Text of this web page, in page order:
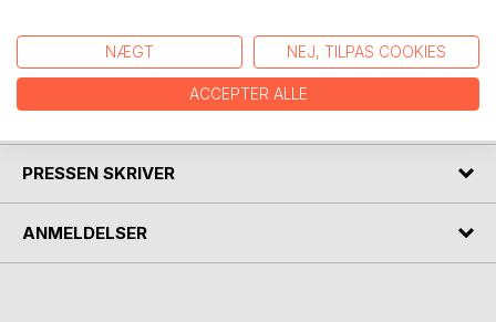
annoteret af Petrus de Dacia.
FORFATTER
PRESSEN SKRIVER
ANMELDELSER
NÆGT NEJ, TILPAS COOKIES
ACCEPTER ALLE